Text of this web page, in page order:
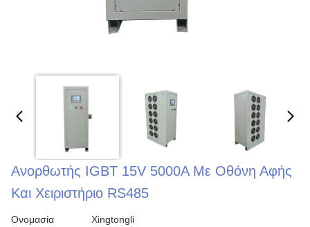
Ανορθωτής IGBT 15V 5000A Με Οθόνη Αφής
Και Χειριστήριο RS485
Ονομασία
Xingtongli